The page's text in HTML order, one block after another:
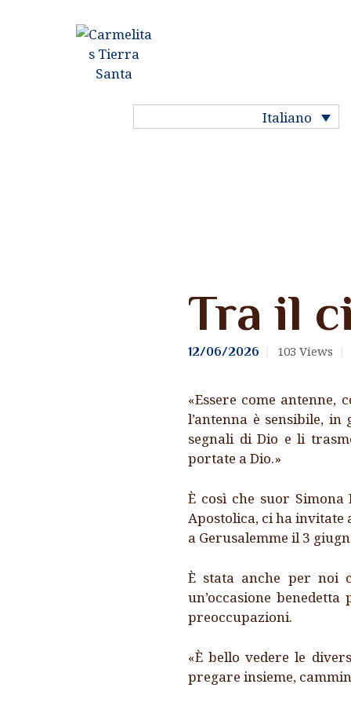
Italiano
HOME
STORIA DEL
CARMELO
LA MIA VOCAZIONE
PREGARE NEL
SITI INTERESSANTI
Tra il
12/06/2026 103 Views
«Essere come
l’antenna è sensibile,
segnali di Dio e li
portate a Dio.»
È così che suor
Apostolica, ci ha
a Gerusalemme il 3
È stata anche per noi
un’occasione
preoccupazioni.
«È bello vedere le
pregare insieme,